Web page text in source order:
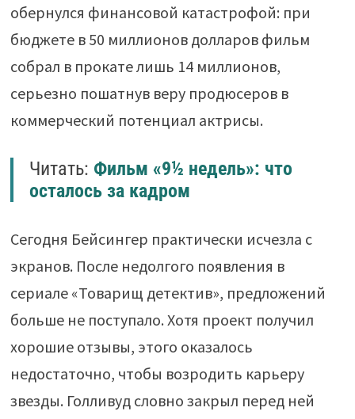
обернулся финансовой катастрофой: при
бюджете в 50 миллионов долларов фильм
собрал в прокате лишь 14 миллионов,
серьезно пошатнув веру продюсеров в
коммерческий потенциал актрисы.
Читать: Фильм «9½ недель»: что
осталось за кадром
Сегодня Бейсингер практически исчезла с
экранов. После недолгого появления в
сериале «Товарищ детектив», предложений
больше не поступало. Хотя проект получил
хорошие отзывы, этого оказалось
недостаточно, чтобы возродить карьеру
звезды. Голливуд словно закрыл перед ней